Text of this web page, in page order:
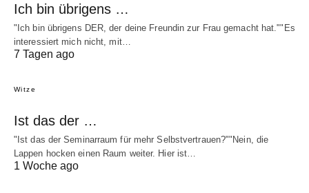
Ich bin übrigens …
"Ich bin übrigens DER, der deine Freundin zur Frau gemacht hat.""Es
interessiert mich nicht, mit…
7 Tagen ago
Witze
Ist das der …
"Ist das der Seminarraum für mehr Selbstvertrauen?""Nein, die
Lappen hocken einen Raum weiter. Hier ist…
1 Woche ago